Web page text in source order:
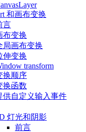
和画布变换
言
布变换
局画布变换
伸变换
transform
换顺序
换函数
供自定义输入事件
灯光和阴影
前言